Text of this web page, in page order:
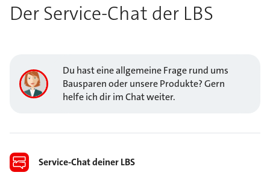
Der Service-Chat der LBS
Du hast eine allgemeine Frage rund ums
Bausparen oder unsere Produkte? Gern
helfe ich dir im Chat weiter.
Service-Chat deiner LBS